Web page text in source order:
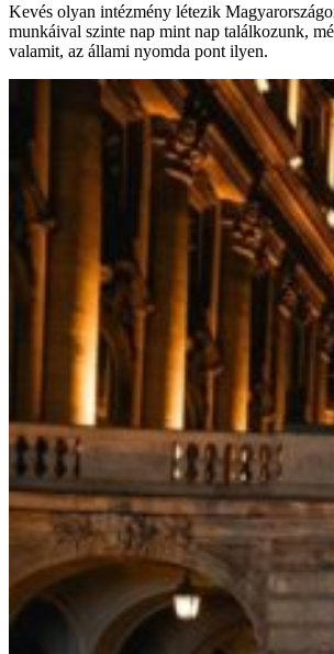
Kevés olyan intézmény létezik
munkáival szinte nap mint nap találkozunk,
valamit, az állami nyomda pont ilyen.